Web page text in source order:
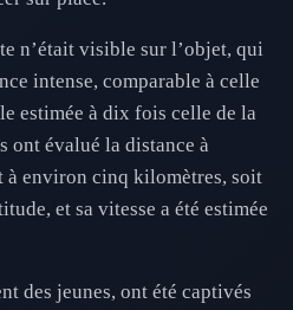
n’était visible sur l’objet, qui
intense, comparable à celle
estimée à dix fois celle de la
ont évalué la distance à
à environ cinq kilomètres, soit
et sa vitesse a été estimée
des jeunes, ont été captivés